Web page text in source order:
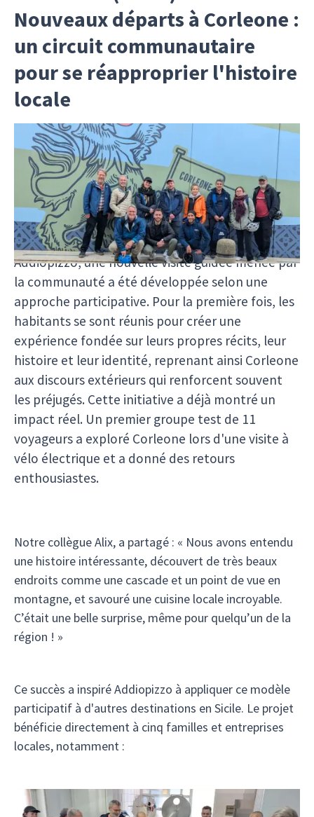
Nouveaux départs à Corleone :
un circuit communautaire
pour se réapproprier l'histoire
locale
Nous sommes ravis de partager une étape
importante de Corleone, en Sicile — une ville
souvent éclipsée par des stéréotypes négatifs,
mais qui redessine désormais fièrement son
image grâce au tourisme communautaire. En
collaboration avec notre organisation partenaire
Addiopizzo, une nouvelle visite guidée menée par
la communauté a été développée selon une
approche participative. Pour la première fois, les
habitants se sont réunis pour créer une
expérience fondée sur leurs propres récits, leur
histoire et leur identité, reprenant ainsi Corleone
aux discours extérieurs qui renforcent souvent
les préjugés. Cette initiative a déjà montré un
impact réel. Un premier groupe test de 11
voyageurs a exploré Corleone lors d'une visite à
vélo électrique et a donné des retours
enthousiastes.
Notre collègue Alix, a partagé : « Nous avons entendu
une histoire intéressante, découvert de très beaux
endroits comme une cascade et un point de vue en
montagne, et savouré une cuisine locale incroyable.
C’était une belle surprise, même pour quelqu’un de la
région ! »
Ce succès a inspiré Addiopizzo à appliquer ce modèle
participatif à d'autres destinations en Sicile. Le projet
bénéficie directement à cinq familles et entreprises
locales, notamment :